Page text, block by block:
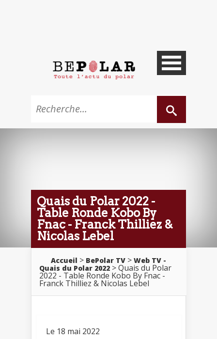
Quais du Polar 2022 -
Table Ronde Kobo By
Fnac - Franck Thilliez &
Nicolas Lebel
Accueil > BePolar TV > Web TV -
Quais du Polar 2022 > Quais du Polar
2022 - Table Ronde Kobo By Fnac -
Franck Thilliez & Nicolas Lebel
Le 18 mai 2022